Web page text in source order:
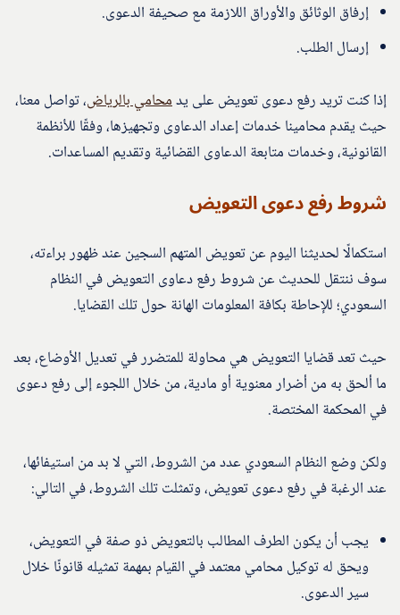
إرفاق الوثائق والأوراق اللازمة مع صحيفة الدعوى.
إرسال الطلب.
إذا كنت تريد رفع دعوى تعويض على يدمحامي بالرياض، تواصل معنا،
حيث يقدم محامينا خدمات إعداد الدعاوى وتجهيزها، وفقًا للأنظمة
القانونية، وخدمات متابعة الدعاوى القضائية وتقديم المساعدات.
شروط رفع دعوى التعويض
استكمالًا لحديثنا اليوم عن تعويض المتهم السجين عند ظهور براءته،
سوف ننتقل للحديث عن شروط رفع دعاوى التعويض في النظام
السعودي؛ للإحاطة بكافة المعلومات الهانة حول تلك القضايا.
حيث تعد قضايا التعويض هي محاولة للمتضرر في تعديل الأوضاع، بعد
ما ألحق به من أضرار معنوية أو مادية، من خلال اللجوء إلى رفع دعوى
في المحكمة المختصة.
ولكن وضع النظام السعودي عدد من الشروط، التي لا بد من استيفائها،
عند الرغبة في رفع دعوى تعويض، وتمثلت تلك الشروط، في التالي:
يجب أن يكون الطرف المطالب بالتعويض ذو صفة في التعويض،
ويحق له توكيل محامي معتمد في القيام بمهمة تمثيله قانونًا خلال
سير الدعوى.